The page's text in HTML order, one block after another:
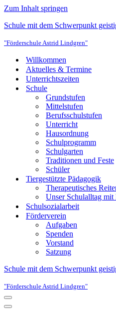
Zum Inhalt springen
Schule mit dem Schwerpunkt
"Förderschule Astrid Lindgren"
Willkommen
Aktuelles & Termine
Unterrichtszeiten
Schule
Grundstufen
Mittelstufen
Berufsschulstufen
Unterricht
Hausordnung
Schulprogramm
Schulgarten
Traditionen und Feste
Schüler
Tiergestützte Pädagogik
Therapeutisches
Unser Schulalltag
Schulsozialarbeit
Förderverein
Aufgaben
Spenden
Vorstand
Satzung
Schule mit dem Schwerpunkt
"Förderschule Astrid Lindgren"
Navigationsmenü
Navigationsmenü